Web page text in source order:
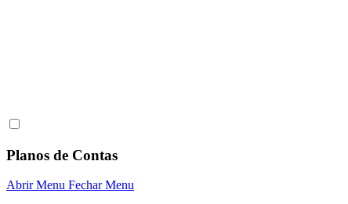
Planos de Contas
Abrir Menu Fechar Menu